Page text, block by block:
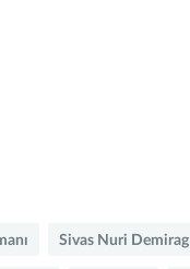
Sivas Nuri Demirag